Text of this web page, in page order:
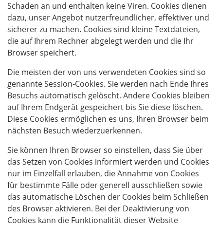
Schaden an und enthalten keine Viren. Cookies dienen
dazu, unser Angebot nutzerfreundlicher, effektiver und
sicherer zu machen. Cookies sind kleine Textdateien,
die auf Ihrem Rechner abgelegt werden und die Ihr
Browser speichert.
Die meisten der von uns verwendeten Cookies sind so
genannte Session-Cookies. Sie werden nach Ende Ihres
Besuchs automatisch gelöscht. Andere Cookies bleiben
auf Ihrem Endgerät gespeichert bis Sie diese löschen.
Diese Cookies ermöglichen es uns, Ihren Browser beim
nächsten Besuch wiederzuerkennen.
Sie können Ihren Browser so einstellen, dass Sie über
das Setzen von Cookies informiert werden und Cookies
nur im Einzelfall erlauben, die Annahme von Cookies
für bestimmte Fälle oder generell ausschließen sowie
das automatische Löschen der Cookies beim Schließen
des Browser aktivieren. Bei der Deaktivierung von
Cookies kann die Funktionalität dieser Website